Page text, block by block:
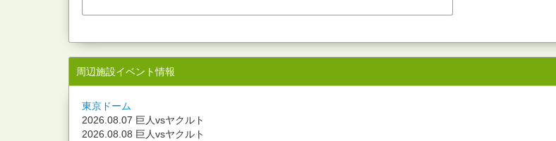
周辺施設イベント情報
東京ドーム
2026.08.07 巨人vsヤクルト
2026.08.08 巨人vsヤクルト